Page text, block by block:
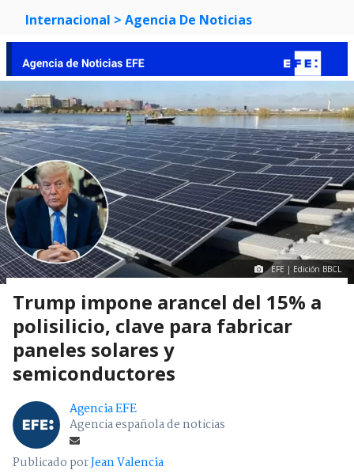
Internacional > Agencia De Noticias
EFE | Edición BBCL
Trump impone arancel del 15% a
polisilicio, clave para fabricar
paneles solares y
semiconductores
Agencia EFE
Agencia española de noticias
Publicado porJean Valencia